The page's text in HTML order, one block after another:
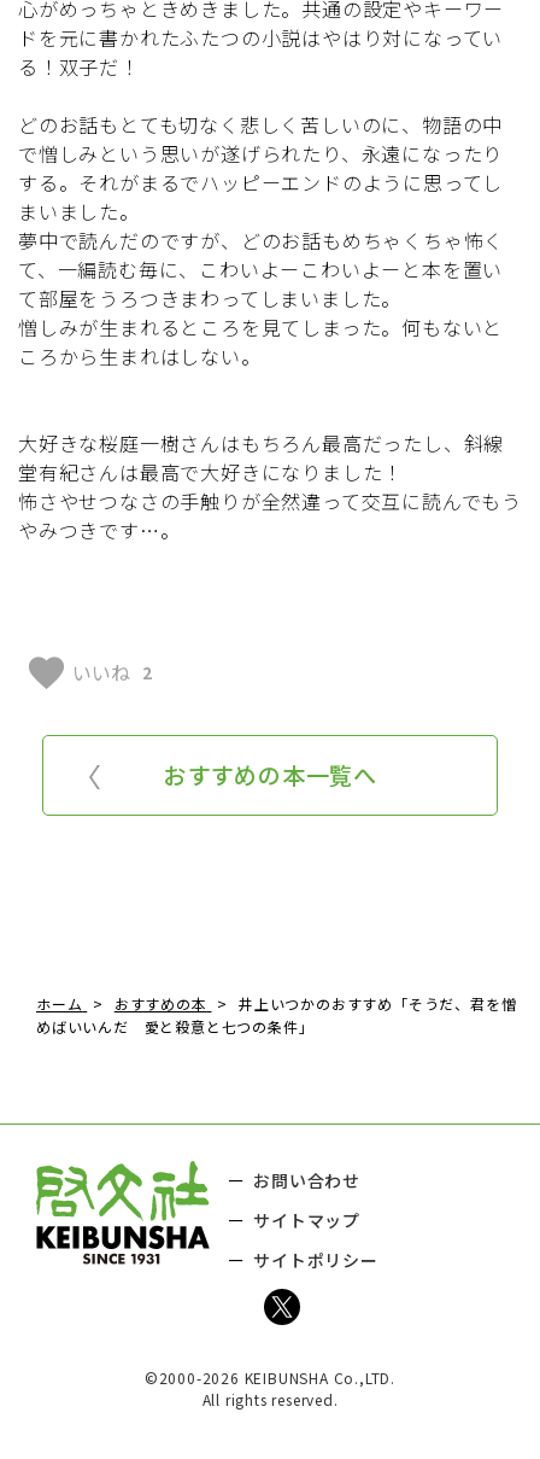
心がめっちゃときめきました。共通の設定やキーワー
ドを元に書かれたふたつの小説はやはり対になってい
る！双子だ！
どのお話もとても切なく悲しく苦しいのに、物語の中
で憎しみという思いが遂げられたり、永遠になったり
する。それがまるでハッピーエンドのように思ってし
まいました。
夢中で読んだのですが、どのお話もめちゃくちゃ怖く
て、一編読む毎に、こわいよーこわいよーと本を置い
て部屋をうろつきまわってしまいました。
憎しみが生まれるところを見てしまった。何もないと
ころから生まれはしない。
大好きな桜庭一樹さんはもちろん最高だったし、斜線
堂有紀さんは最高で大好きになりました！
怖さやせつなさの手触りが全然違って交互に読んでもう
やみつきです…。
favorite いいね 2
おすすめの本一覧へ
ホーム おすすめの本
井上いつかのおすすめ「そうだ、君を憎
めばいいんだ 愛と殺意と七つの条件」
お問い合わせ
サイトマップ
サイトポリシー
©2000-2026 KEIBUNSHA Co.,LTD.
All rights reserved.